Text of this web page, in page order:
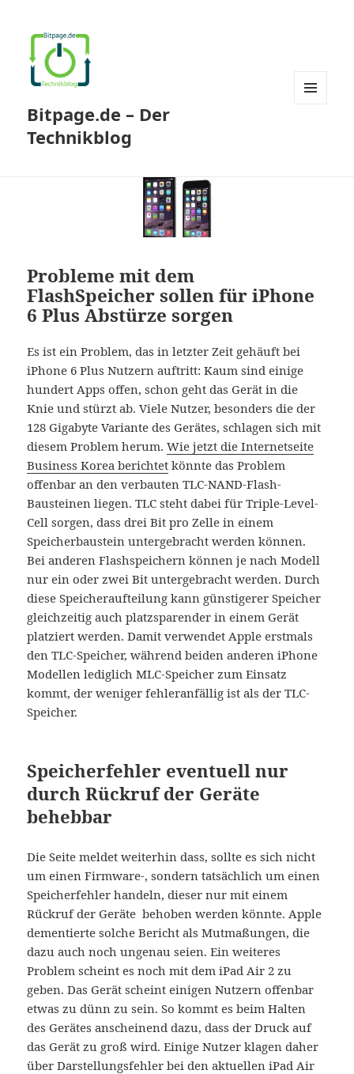
Bitpage.de – Der
Technikblog
Probleme mit dem
FlashSpeicher sollen für iPhone
6 Plus Abstürze sorgen
Es ist ein Problem, das in letzter Zeit gehäuft bei
iPhone 6 Plus Nutzern auftritt: Kaum sind einige
hundert Apps offen, schon geht das Gerät in die
Knie und stürzt ab. Viele Nutzer, besonders die der
128 Gigabyte Variante des Gerätes, schlagen sich mit
diesem Problem herum.Wie jetzt die Internetseite
Business Korea berichtet könnte das Problem
offenbar an den verbauten TLC-NAND-Flash-
Bausteinen liegen. TLC steht dabei für Triple-Level-
Cell sorgen, dass drei Bit pro Zelle in einem
Speicherbaustein untergebracht werden können.
Bei anderen Flashspeichern können je nach Modell
nur ein oder zwei Bit untergebracht werden. Durch
diese Speicheraufteilung kann günstigerer Speicher
gleichzeitig auch platzsparender in einem Gerät
platziert werden. Damit verwendet Apple erstmals
den TLC-Speicher, während beiden anderen iPhone
Modellen lediglich MLC-Speicher zum Einsatz
kommt, der weniger fehleranfällig ist als der TLC-
Speicher.
Speicherfehler eventuell nur
durch Rückruf der Geräte
behebbar
Die Seite meldet weiterhin dass, sollte es sich nicht
um einen Firmware-, sondern tatsächlich um einen
Speicherfehler handeln, dieser nur mit einem
Rückruf der Geräte behoben werden könnte. Apple
dementierte solche Bericht als Mutmaßungen, die
dazu auch noch ungenau seien. Ein weiteres
Problem scheint es noch mit dem iPad Air 2 zu
geben. Das Gerät scheint einigen Nutzern offenbar
etwas zu dünn zu sein. So kommt es beim Halten
des Gerätes anscheinend dazu, dass der Druck auf
das Gerät zu groß wird. Einige Nutzer klagen daher
über Darstellungsfehler bei den aktuellen iPad Air